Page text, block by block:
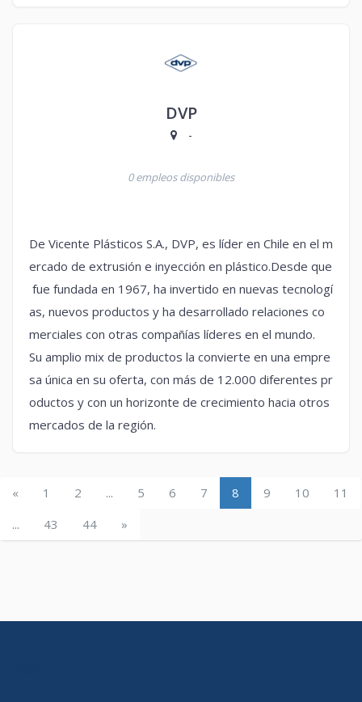
DVP
-
0 empleos disponibles
De Vicente Plásticos S.A., DVP, es líder en Chile en el m
ercado de extrusión e inyección en plástico.Desde que
fue fundada en 1967, ha invertido en nuevas tecnologí
as, nuevos productos y ha desarrollado relaciones co
merciales con otras compañías líderes en el mundo.
Su amplio mix de productos la convierte en una empre
sa única en su oferta, con más de 12.000 diferentes pr
oductos y con un horizonte de crecimiento hacia otros
mercados de la región.
« 1 2 ... 5 6 7 8 9 10
11
...
43 44 »